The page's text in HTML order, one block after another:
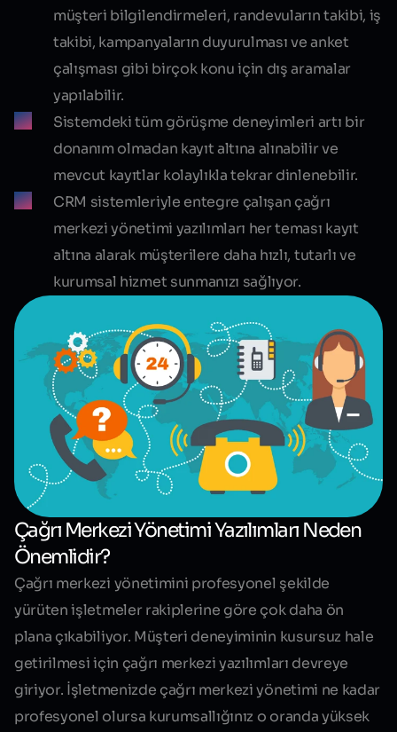
müşteri bilgilendirmeleri, randevuların takibi, iş
takibi, kampanyaların duyurulması ve anket
çalışması gibi birçok konu için dış aramalar
yapılabilir.
Sistemdeki tüm görüşme deneyimleri artı bir
donanım olmadan kayıt altına alınabilir ve
mevcut kayıtlar kolaylıkla tekrar dinlenebilir.
CRM sistemleriyle entegre çalışan çağrı
merkezi yönetimi yazılımları her teması kayıt
altına alarak müşterilere daha hızlı, tutarlı ve
kurumsal hizmet sunmanızı sağlıyor.
Çağrı Merkezi Yönetimi Yazılımları Neden
Önemlidir?
Çağrı merkezi yönetimini profesyonel şekilde
yürüten işletmeler rakiplerine göre çok daha ön
plana çıkabiliyor. Müşteri deneyiminin kusursuz hale
getirilmesi için çağrı merkezi yazılımları devreye
giriyor. İşletmenizde çağrı merkezi yönetimi ne kadar
profesyonel olursa kurumsallığınız o oranda yüksek